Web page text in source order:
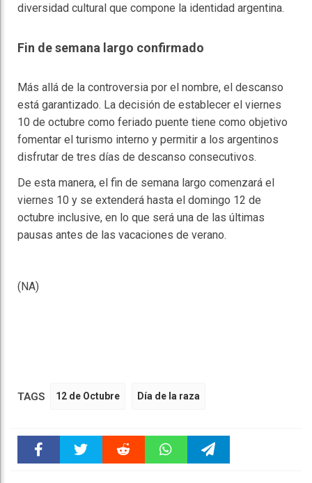
diversidad cultural que compone la identidad argentina.
Fin de semana largo confirmado
Más allá de la controversia por el nombre, el descanso
está garantizado. La decisión de establecer el viernes
10 de octubre como feriado puente tiene como objetivo
fomentar el turismo interno y permitir a los argentinos
disfrutar de tres días de descanso consecutivos.
De esta manera, el fin de semana largo comenzará el
viernes 10 y se extenderá hasta el domingo 12 de
octubre inclusive, en lo que será una de las últimas
pausas antes de las vacaciones de verano.
(NA)
TAGS 12 de Octubre Día de la raza